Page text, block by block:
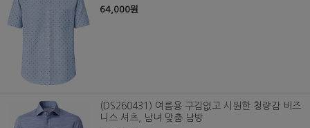
64,000원
(DS260431) 여름용 구김없고 시원한 청량감 비즈
니스 셔츠, 남녀 맞춤 남방